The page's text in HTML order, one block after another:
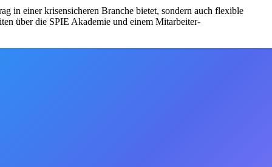
in einer krisensicheren Branche bietet, sondern auch flexible
über die SPIE Akademie und einem Mitarbeiter-